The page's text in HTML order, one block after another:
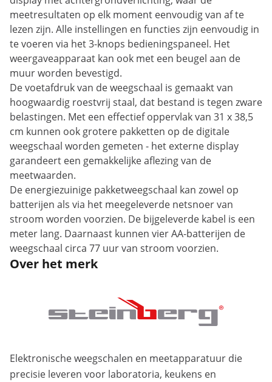
meetresultaten op elk moment eenvoudig van af te
lezen zijn. Alle instellingen en functies zijn eenvoudig in
te voeren via het 3-knops bedieningspaneel. Het
weergaveapparaat kan ook met een beugel aan de
muur worden bevestigd.
De voetafdruk van de weegschaal is gemaakt van
hoogwaardig roestvrij staal, dat bestand is tegen zware
belastingen. Met een effectief oppervlak van 31 x 38,5
cm kunnen ook grotere pakketten op de digitale
weegschaal worden gemeten - het externe display
garandeert een gemakkelijke aflezing van de
meetwaarden.
De energiezuinige pakketweegschaal kan zowel op
batterijen als via het meegeleverde netsnoer van
stroom worden voorzien. De bijgeleverde kabel is een
meter lang. Daarnaast kunnen vier AA-batterijen de
weegschaal circa 77 uur van stroom voorzien.
Over het merk
Elektronische weegschalen en meetapparatuur die
precisie leveren voor laboratoria, keukens en